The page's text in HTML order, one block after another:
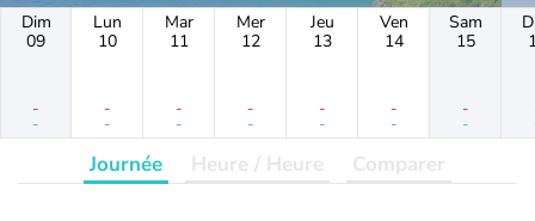
Dim
09
-
-
Lun
10
-
-
Mar
11
-
-
Mer
12
-
-
Jeu
13
-
-
Ven
14
-
-
Sam
15
-
-
Journée Heure / Heure Comparer